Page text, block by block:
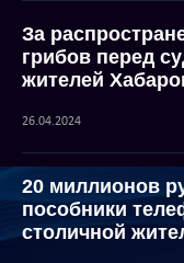
За
грибов перед
жителей
26.04.2024
20 миллионов
пособники
столичной